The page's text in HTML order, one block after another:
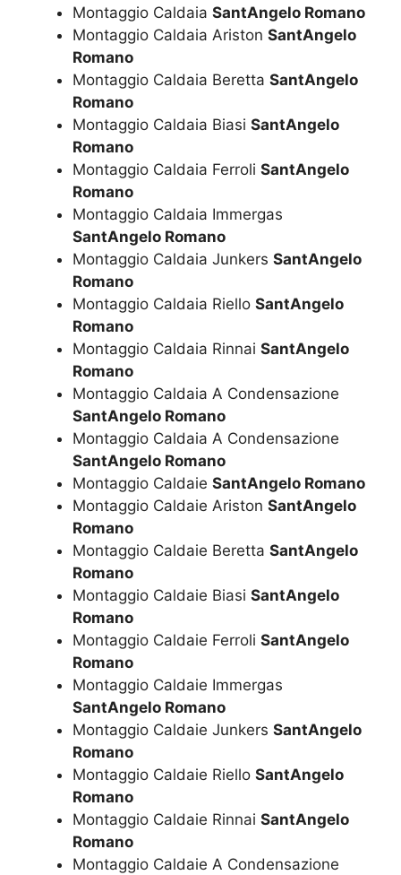
Montaggio Caldaia SantAngelo Romano
Montaggio Caldaia Ariston SantAngelo
Romano
Montaggio Caldaia Beretta SantAngelo
Romano
Montaggio Caldaia Biasi SantAngelo
Romano
Montaggio Caldaia Ferroli SantAngelo
Romano
Montaggio Caldaia Immergas
SantAngelo Romano
Montaggio Caldaia Junkers SantAngelo
Romano
Montaggio Caldaia Riello SantAngelo
Romano
Montaggio Caldaia Rinnai SantAngelo
Romano
Montaggio Caldaia A Condensazione
SantAngelo Romano
Montaggio Caldaia A Condensazione
SantAngelo Romano
Montaggio Caldaie SantAngelo Romano
Montaggio Caldaie Ariston SantAngelo
Romano
Montaggio Caldaie Beretta SantAngelo
Romano
Montaggio Caldaie Biasi SantAngelo
Romano
Montaggio Caldaie Ferroli SantAngelo
Romano
Montaggio Caldaie Immergas
SantAngelo Romano
Montaggio Caldaie Junkers SantAngelo
Romano
Montaggio Caldaie Riello SantAngelo
Romano
Montaggio Caldaie Rinnai SantAngelo
Romano
Montaggio Caldaie A Condensazione